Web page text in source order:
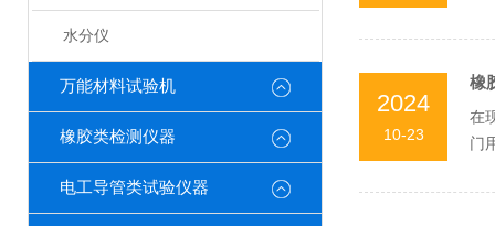
水分仪
万能材料试验机
橡胶类检测仪器
电工导管类试验仪器
2024
10-23
橡
在
门